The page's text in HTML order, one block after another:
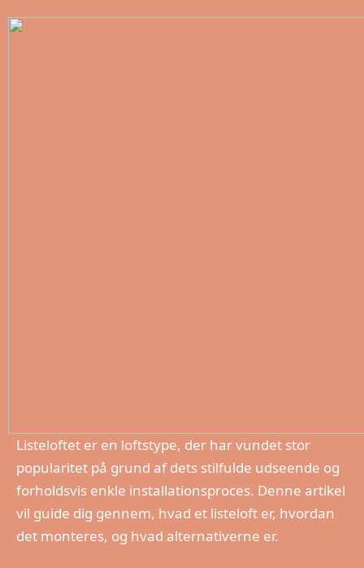
Listeloftet er en loftstype, der har vundet stor
popularitet på grund af dets stilfulde udseende og
forholdsvis enkle installationsproces. Denne artikel
vil guide dig gennem, hvad et listeloft er, hvordan
det monteres, og hvad alternativerne er.